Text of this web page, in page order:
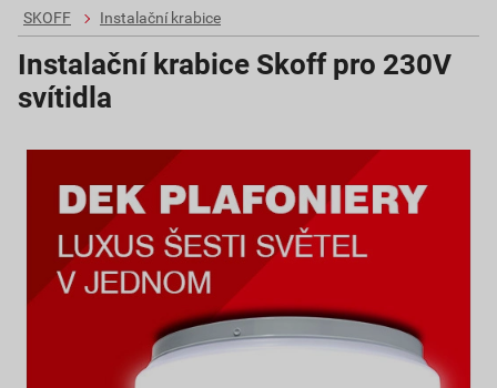
SKOFF
Instalační krabice
Instalační krabice Skoff pro 230V
svítidla